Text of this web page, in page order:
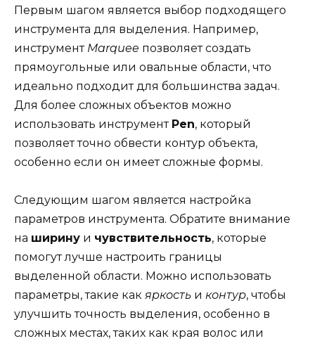
Первым шагом является выбор подходящего
инструмента для выделения. Например,
инструмент Marquee позволяет создать
прямоугольные или овальные области, что
идеально подходит для большинства задач.
Для более сложных объектов можно
использовать инструмент Pen, который
позволяет точно обвести контур объекта,
особенно если он имеет сложные формы.
Следующим шагом является настройка
параметров инструмента. Обратите внимание
на ширину и чувствительность, которые
помогут лучше настроить границы
выделенной области. Можно использовать
параметры, такие как яркость и контур, чтобы
улучшить точность выделения, особенно в
сложных местах, таких как края волос или